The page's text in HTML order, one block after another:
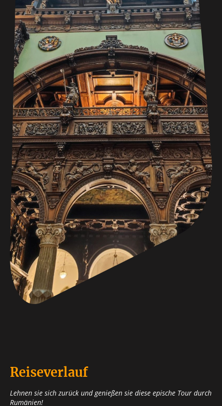
Reiseverlauf
Lehnen sie sich zurück und genießen sie diese epische Tour durch
Rumänien!